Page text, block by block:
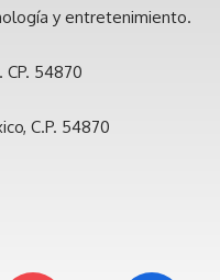
y entretenimiento.
54870
C.P. 54870